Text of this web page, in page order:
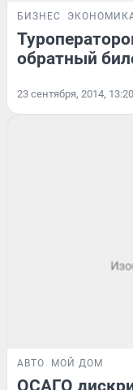
БИЗНЕС
обратный
23 сентября, 2014, 13:20
АВТО МОЙ ДОМ
ОСАГО